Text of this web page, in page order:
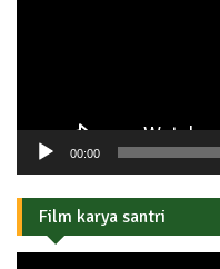
00:00
Film karya santri